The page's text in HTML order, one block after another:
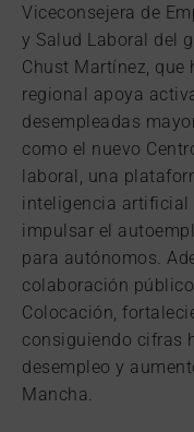
Viceconsejera de
y Salud Laboral del
Chust Martínez, que
regional apoya
desempleadas
como el nuevo
laboral, una
inteligencia artificial
impulsar el
para autónomos.
colaboración
Colocación,
consiguiendo cifras
desempleo y
Mancha.